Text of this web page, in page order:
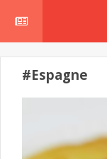
#Espagne